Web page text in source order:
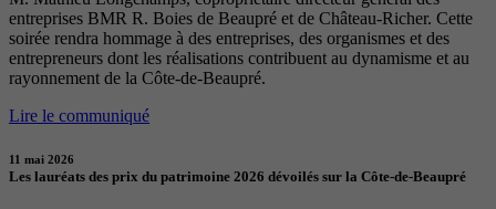
entreprises BMR R. Boies de Beaupré et de Château-Richer. Cette
soirée rendra hommage à des entreprises, des organismes et des
entrepreneurs dont les réalisations contribuent au dynamisme et au
rayonnement de la Côte-de-Beaupré.
Lire le communiqué
11 mai 2026
Les lauréats des prix du patrimoine 2026 dévoilés sur la Côte-de-Beaupré